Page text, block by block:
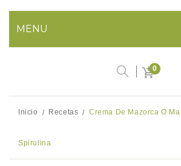
MENU
Snacks saludables
NOSOTROS
Nuestras creencias
Sostenibilidad
BLOG
0
No hay productos en el carrito.
Inicio / Recetas / Crema De Mazorca O
Spirulina